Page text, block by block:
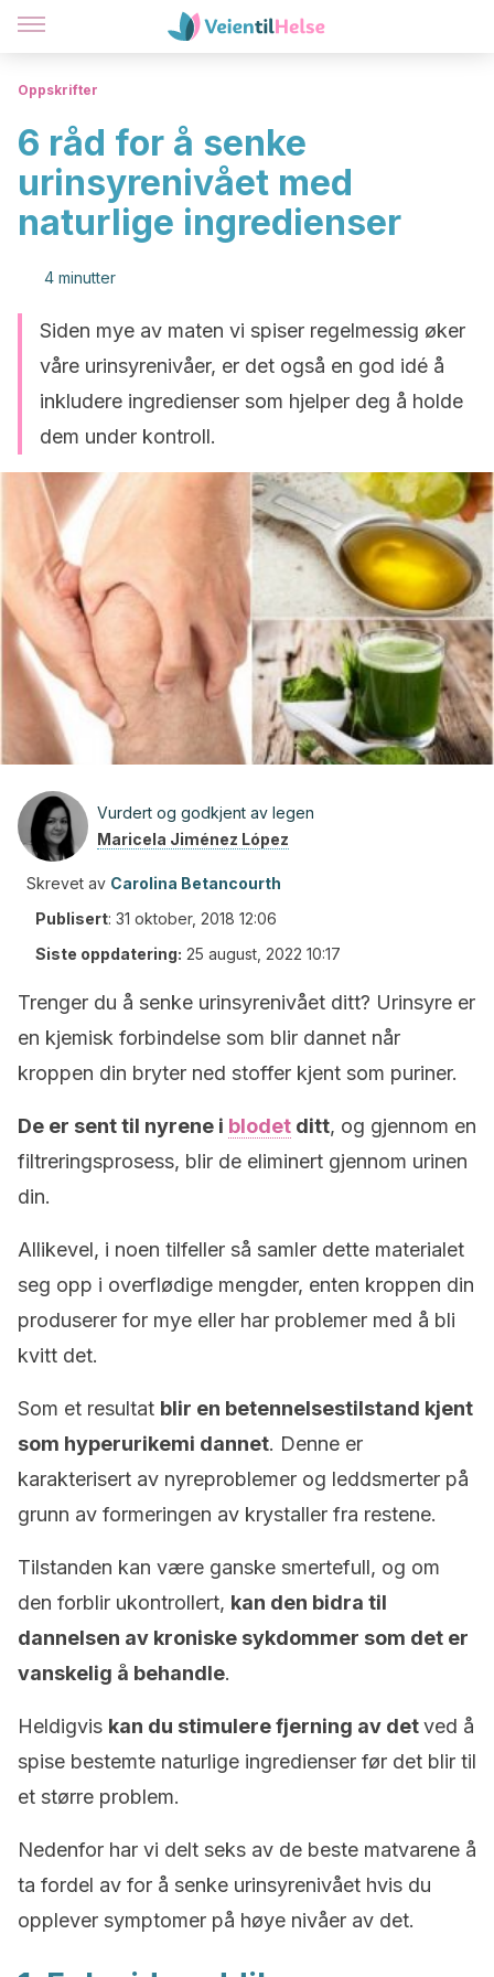
Oppskrifter
6 råd for å senke
urinsyrenivået med
naturlige ingredienser
4 minutter
Siden mye av maten vi spiser regelmessig øker
våre urinsyrenivåer, er det også en god idé å
inkludere ingredienser som hjelper deg å holde
dem under kontroll.
Vurdert og godkjent av legen
Maricela Jiménez López
Skrevet av Carolina Betancourth
Publisert: 31 oktober, 2018 12:06
Siste oppdatering: 25 august, 2022 10:17
Trenger du å senke urinsyrenivået ditt? Urinsyre er
en kjemisk forbindelse som blir dannet når
kroppen din bryter ned stoffer kjent som puriner.
De er sent til nyrene i blodet ditt, og gjennom en
filtreringsprosess, blir de eliminert gjennom urinen
din.
Allikevel, i noen tilfeller så samler dette materialet
seg opp i overflødige mengder, enten kroppen din
produserer for mye eller har problemer med å bli
kvitt det.
Som et resultat blir en betennelsestilstand kjent
som hyperurikemi dannet. Denne er
karakterisert av nyreproblemer og leddsmerter på
grunn av formeringen av krystaller fra restene.
Tilstanden kan være ganske smertefull, og om
den forblir ukontrollert, kan den bidra til
dannelsen av kroniske sykdommer som det er
vanskelig å behandle.
Heldigvis kan du stimulere fjerning av detved å
spise bestemte naturlige ingredienser før det blir til
et større problem.
Nedenfor har vi delt seks av de beste matvarene å
ta fordel av for å senke urinsyrenivået hvis du
opplever symptomer på høye nivåer av det.